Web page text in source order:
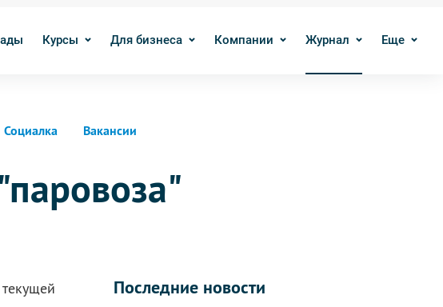
Курсы Для бизнеса Компании Журнал Еще
Социалка Вакансии
Последние новости